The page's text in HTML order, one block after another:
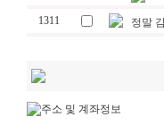
1311 정말